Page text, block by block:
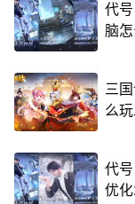
代
脑
三
么
代
优